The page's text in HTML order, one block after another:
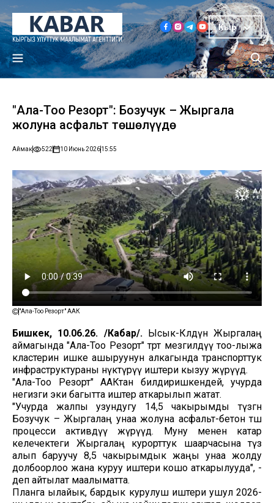
Кыр
"Ала-Тоо Резорт": Бозучук – Жыргалаң
жолуна асфальт төшөлүүдө
Аймак 522 10 Июнь 202615:55
"Ала-Тоо Резорт" ААК
Бишкек, 10.06.26. /Кабар/.Ысык-Көлдүн Жыргалаң
аймагында "Ала-Тоо Резорт" төрт мезгилдүү тоо-лыжа
кластерин ишке ашыруунун алкагында транспорттук
инфраструктураны өнүктүрүү иштери кызуу жүрүүдө.
"Ала-Тоо Резорт" ААКтан билдиришкендей, учурда
негизги эки багытта иштер аткарылып жатат.
"Учурда жалпы узундугу 14,5 чакырымды түзгөн
Бозучук – Жыргалаң унаа жолуна асфальт-бетон төшөө
процесси активдүү жүрүүдө. Муну менен катар
келечектеги Жыргалаң курорттук шаарчасына түз
алып баруучу 8,5 чакырымдык жаңы унаа жолду
долбоорлоо жана куруу иштери кошо аткарылууда", -
деп айтылат маалыматта.
Планга ылайык, бардык курулуш иштери ушул 2026-